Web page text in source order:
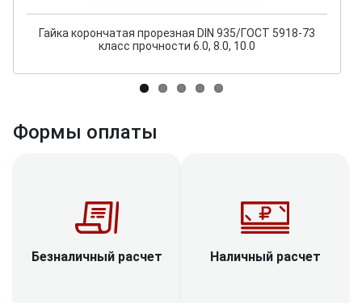
Гайка корончатая прорезная DIN 935/ГОСТ 5918-73
класс прочности 6.0, 8.0, 10.0
Формы оплаты
Безналичный расчет Наличный расчет